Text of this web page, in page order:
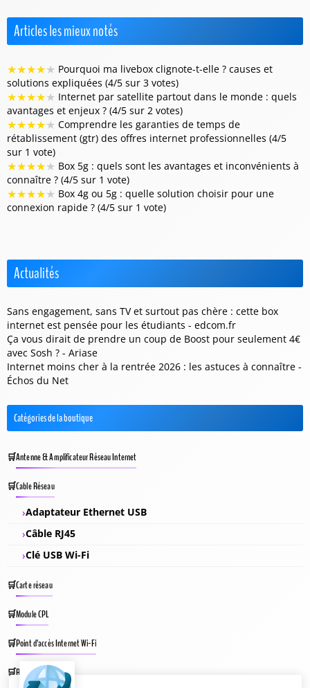
Articles les mieux notés
★★★★★ Pourquoi ma livebox clignote-t-elle ? causes et
solutions expliquées (4/5 sur 3 votes)
★★★★★ Internet par satellite partout dans le monde : quels
avantages et enjeux ? (4/5 sur 2 votes)
★★★★★ Comprendre les garanties de temps de
rétablissement (gtr) des offres internet professionnelles (4/5
sur 1 vote)
★★★★★ Box 5g : quels sont les avantages et inconvénients à
connaître ? (4/5 sur 1 vote)
★★★★★ Box 4g ou 5g : quelle solution choisir pour une
connexion rapide ? (4/5 sur 1 vote)
Actualités
Sans engagement, sans TV et surtout pas chère : cette box
internet est pensée pour les étudiants - edcom.fr
Ça vous dirait de prendre un coup de Boost pour seulement 4€
avec Sosh ? - Ariase
Internet moins cher à la rentrée 2026 : les astuces à connaître -
Échos du Net
Catégories de la boutique
Antenne & Amplificateur Réseau Internet
Cable Réseau
Adaptateur Ethernet USB
Câble RJ45
Clé USB Wi-Fi
Carte réseau
Module CPL
Point d’accès Internet Wi-Fi
Répéteur Wifi